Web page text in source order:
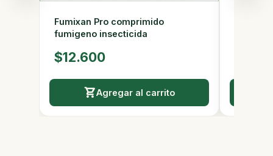
Fumixan Pro comprimido
fumigeno insecticida
$12.600
Agregar al carrito